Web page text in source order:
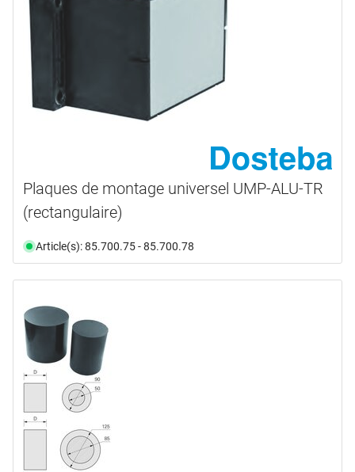
Plaques de montage universel UMP-ALU-TR
(rectangulaire)
Article(s): 85.700.75 - 85.700.78